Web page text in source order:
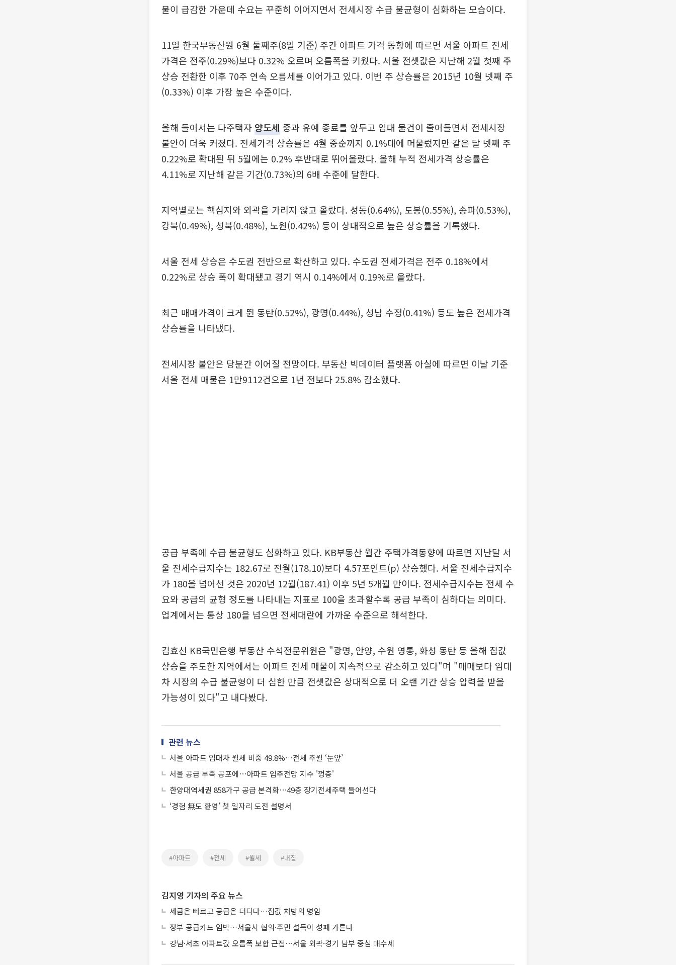
물이 급감한 가운데 수요는 꾸준히 이어지면서 전세시장 수급 불균형이 심화하는 모습이다.
11일 한국부동산원 6월 둘째주(8일 기준) 주간 아파트 가격 동향에 따르면 서울 아파트 전세
가격은 전주(0.29%)보다 0.32% 오르며 오름폭을 키웠다. 서울 전셋값은 지난해 2월 첫째 주
상승 전환한 이후 70주 연속 오름세를 이어가고 있다. 이번 주 상승률은 2015년 10월 넷째 주
(0.33%) 이후 가장 높은 수준이다.
올해 들어서는 다주택자양도세 중과 유예 종료를 앞두고 임대 물건이 줄어들면서 전세시장
불안이 더욱 커졌다. 전세가격 상승률은 4월 중순까지 0.1%대에 머물렀지만 같은 달 넷째 주
0.22%로 확대된 뒤 5월에는 0.2% 후반대로 뛰어올랐다. 올해 누적 전세가격 상승률은
4.11%로 지난해 같은 기간(0.73%)의 6배 수준에 달한다.
지역별로는 핵심지와 외곽을 가리지 않고 올랐다. 성동(0.64%), 도봉(0.55%), 송파(0.53%),
강북(0.49%), 성북(0.48%), 노원(0.42%) 등이 상대적으로 높은 상승률을 기록했다.
서울 전세 상승은 수도권 전반으로 확산하고 있다. 수도권 전세가격은 전주 0.18%에서
0.22%로 상승 폭이 확대됐고 경기 역시 0.14%에서 0.19%로 올랐다.
최근 매매가격이 크게 뛴 동탄(0.52%), 광명(0.44%), 성남 수정(0.41%) 등도 높은 전세가격
상승률을 나타냈다.
전세시장 불안은 당분간 이어질 전망이다. 부동산 빅데이터 플랫폼 아실에 따르면 이날 기준
서울 전세 매물은 1만9112건으로 1년 전보다 25.8% 감소했다.
공급 부족에 수급 불균형도 심화하고 있다. KB부동산 월간 주택가격동향에 따르면 지난달 서
울 전세수급지수는 182.67로 전월(178.10)보다 4.57포인트(p) 상승했다. 서울 전세수급지수
가 180을 넘어선 것은 2020년 12월(187.41) 이후 5년 5개월 만이다. 전세수급지수는 전세 수
요와 공급의 균형 정도를 나타내는 지표로 100을 초과할수록 공급 부족이 심하다는 의미다.
업계에서는 통상 180을 넘으면 전세대란에 가까운 수준으로 해석한다.
김효선 KB국민은행 부동산 수석전문위원은 "광명, 안양, 수원 영통, 화성 동탄 등 올해 집값
상승을 주도한 지역에서는 아파트 전세 매물이 지속적으로 감소하고 있다"며 "매매보다 임대
차 시장의 수급 불균형이 더 심한 만큼 전셋값은 상대적으로 더 오랜 기간 상승 압력을 받을
가능성이 있다"고 내다봤다.
관련 뉴스
서울 아파트 임대차 월세 비중 49.8%…전세 추월 ‘눈앞’
서울 공급 부족 공포에⋯아파트 입주전망 지수 '껑충'
한양대역세권 858가구 공급 본격화⋯49층 장기전세주택 들어선다
‘경험 無도 환영’ 첫 일자리 도전 설명서
#아파트 #전세 #월세 #내집
김지영 기자의 주요 뉴스
세금은 빠르고 공급은 더디다…집값 처방의 명암
정부 공급카드 임박…서울시 협의·주민 설득이 성패 가른다
강남·서초 아파트값 오름폭 보합 근접⋯서울 외곽·경기 남부 중심 매수세